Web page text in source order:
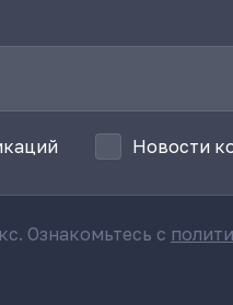
Новости
Ознакомьтесь с